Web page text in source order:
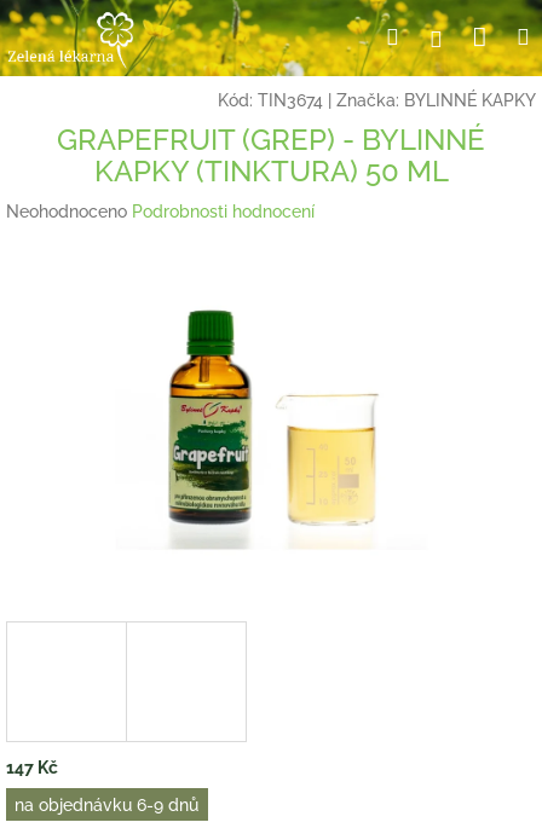
Přejít
na
obsah
HledatPřihlášení
Kód: TIN3674 Značka: BYLINNÉ KAPKY
GRAPEFRUIT (GREP) - BYLINNÉ
KAPKY (TINKTURA) 50 ML
Průměrné
Neohodnoceno Podrobnosti hodnocení
147 Kč
Měrná
cena:
na objednávku 6-9 dnů